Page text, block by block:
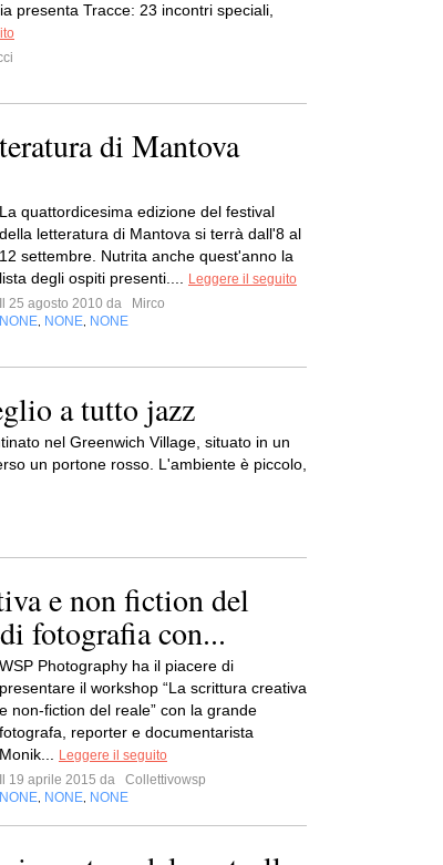
presenta Tracce: 23 incontri speciali,
di Mantova
La quattordicesima edizione del festival
della letteratura di Mantova si terrà dall'8 al
12 settembre. Nutrita anche quest'anno la
lista degli ospiti presenti....
Leggere il seguito
Il 25 agosto 2010 da
Mirco
NONE NONE NONE
a tutto jazz
nel Greenwich Village, situato in un
un portone rosso. L'ambiente è piccolo,
e non fiction del
fotografia con...
WSP Photography ha il piacere di
presentare il workshop “La scrittura creativa
e non-fiction del reale” con la grande
fotografa, reporter e documentarista
Monik...
Leggere il seguito
Il 19 aprile 2015 da
Collettivowsp
NONE NONE NONE